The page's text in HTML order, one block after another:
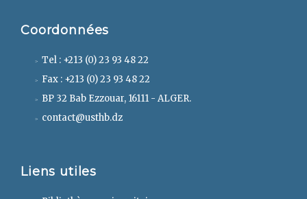
Coordonnées
Tel : +213 (0) 23 93 48 22
Fax : +213 (0) 23 93 48 22
BP 32 Bab Ezzouar, 16111 - ALGER.
contact@usthb.dz
Liens utiles